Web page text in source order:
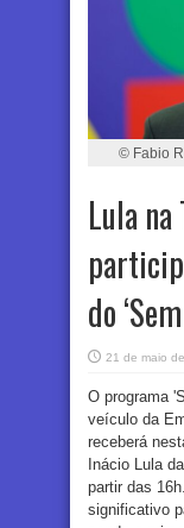
© Fabio
Lula
do
21 de maio
O programa
veículo da
receberá
Inácio Lula
partir das
significativo